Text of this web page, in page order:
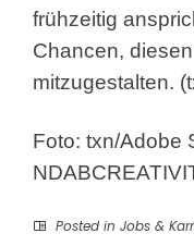
frühzeitig
Chancen,
mitzugestalten.
Foto: txn/Adobe
Posted in Jobs &